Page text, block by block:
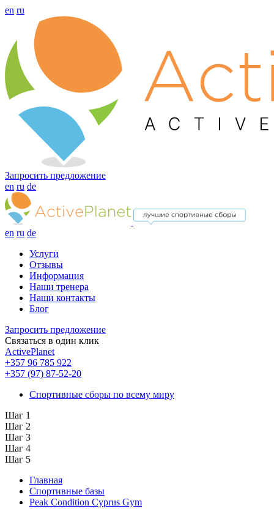
en ru
Запросить предложение
en ru de
en ru de
Услуги
Отзывы
Информация
Наши тренера
Наши контакты
Блог
Запросить предложение
Связаться в один клик
ActivePlanet
+357 96 785 922
+357 (97) 87-52-20
Спортивные сборы по всему миру
Шаг 1
Шаг 2
Шаг 3
Шаг 4
Шаг 5
Главная
Спортивные базы
Peak Condition Cyprus Gym